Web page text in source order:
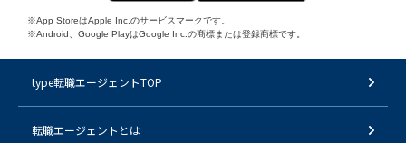
※App StoreはApple Inc.のサービスマークです。
※Android、Google PlayはGoogle Inc.の商標または登録商標です。
type転職エージェントTOP
転職エージェントとは